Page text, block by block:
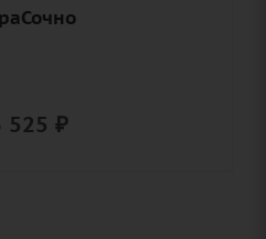
лента,
525 ₽